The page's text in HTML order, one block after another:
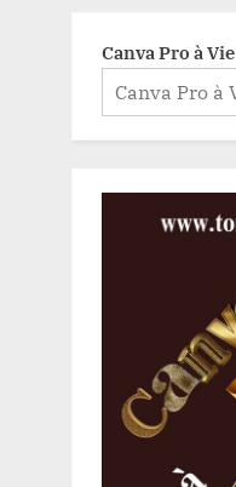
Canva Pro à Vie